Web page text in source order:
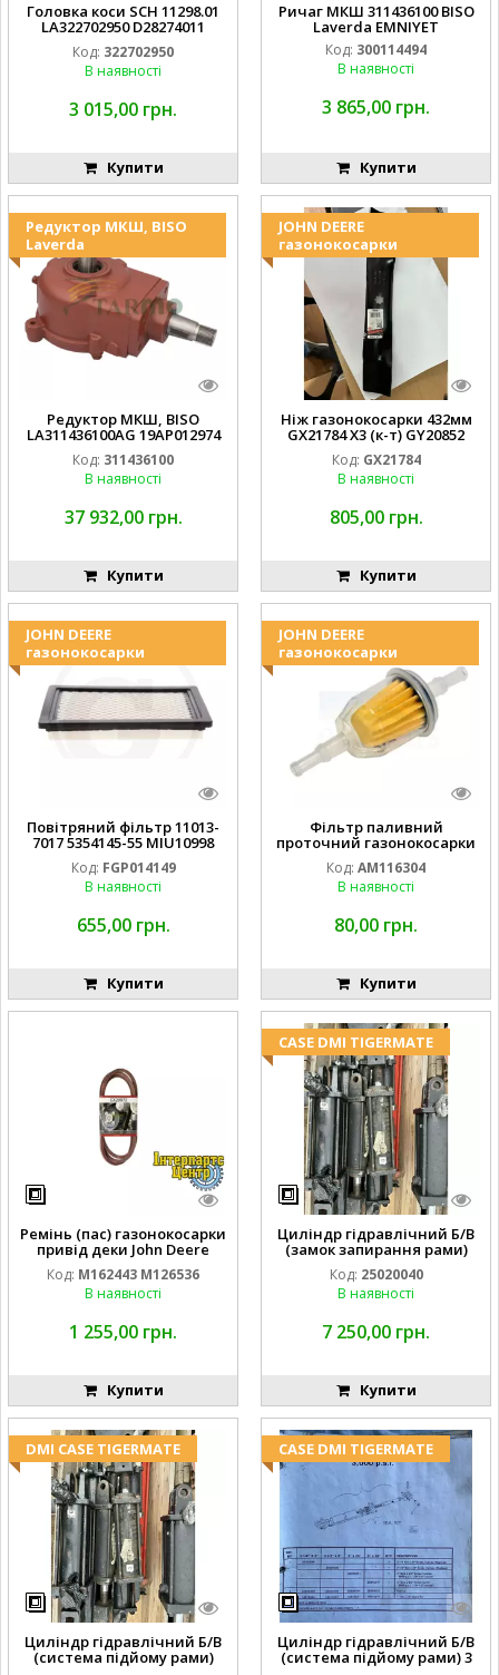
Головка коси SCH 11298.01
LA322702950 D28274011
EMNIYET
Код: 322702950
В наявності
3 015,00 грн.
Купити
Ричаг МКШ 311436100 BISO
Laverda EMNIYET
Код: 300114494
В наявності
3 865,00 грн.
Купити
Редуктор МКШ, BISO
Laverda
Редуктор МКШ, BISO
LA311436100AG 19AP012974
Laverda EMNIYET
Код: 311436100
В наявності
37 932,00 грн.
Купити
JOHN DEERE
газонокосарки
Ніж газонокосарки 432мм
GX21784 X3 (к-т) GY20852
AM137757 AM141035
Код: GX21784
В наявності
805,00 грн.
Купити
JOHN DEERE
газонокосарки
Повітряний фільтр 11013-
7017 5354145-55 MIU10998
Код: FGP014149
В наявності
655,00 грн.
Купити
JOHN DEERE
газонокосарки
Фільтр паливний
проточний газонокосарки
JOHN DEERE AM116304
GY20709
Код: AM116304
В наявності
80,00 грн.
Купити
Ремінь (пас) газонокосарки
привід деки John Deere
M162443 M126536
Код: M162443 M126536
В наявності
1 255,00 грн.
Купити
CASE DMI TIGERMATE
Циліндр гідравлічний Б/В
(замок запирання рами)
2''X4'' 25320040
Код: 25020040
В наявності
7 250,00 грн.
Купити
DMI CASE TIGERMATE
Циліндр гідравлічний Б/В
(система підйому рами)
CASE DMI TIGERMATE
Циліндр гідравлічний Б/В
(система підйому рами) 3